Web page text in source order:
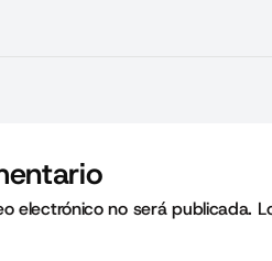
electrónico no será publicada.